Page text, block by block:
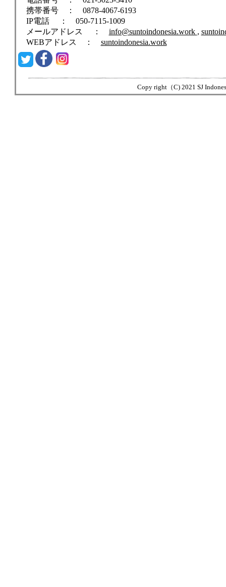
携帯番号 ： 0878-4067-6193
IP電話 ： 050-7115-1009
メールアドレス ： info@suntoindonesia.work ,
WEBアドレス ： suntoindonesia.work
Copy right（C) 2021 SJ